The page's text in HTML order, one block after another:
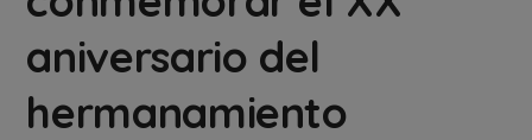
aniversario del
hermanamiento